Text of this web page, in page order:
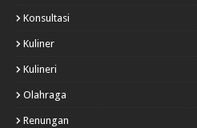
Konsultasi
Kuliner
Kulineri
Olahraga
Renungan